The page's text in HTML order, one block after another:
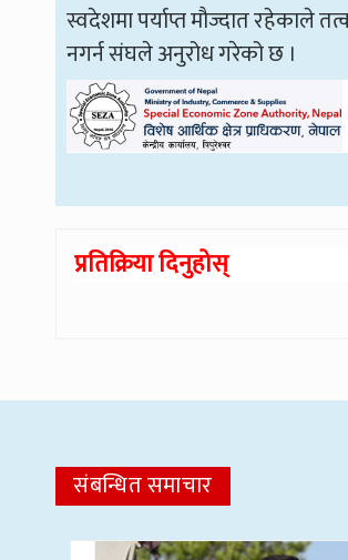
स्वदेशमा पर्याप्त मौज्दात रहेकाले
नगर्न संघले अनुरोध गरेको छ ।
प्रतिक्रिया दिनुहोस्
संबन्धित समाचार